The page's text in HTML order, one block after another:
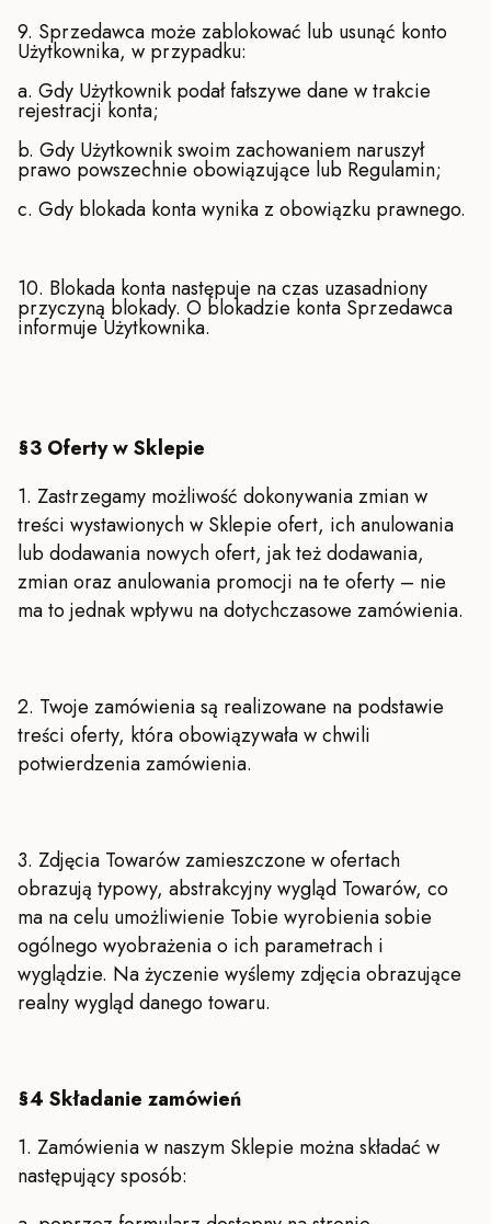
9. Sprzedawca może zablokować lub usunąć konto
Użytkownika, w przypadku:
a. Gdy Użytkownik podał fałszywe dane w trakcie
rejestracji konta;
b. Gdy Użytkownik swoim zachowaniem naruszył
prawo powszechnie obowiązujące lub Regulamin;
c. Gdy blokada konta wynika z obowiązku prawnego.
10. Blokada konta następuje na czas uzasadniony
przyczyną blokady. O blokadzie konta Sprzedawca
informuje Użytkownika.
§3 Oferty w Sklepie
1. Zastrzegamy możliwość dokonywania zmian w
treści wystawionych w Sklepie ofert, ich anulowania
lub dodawania nowych ofert, jak też dodawania,
zmian oraz anulowania promocji na te oferty – nie
ma to jednak wpływu na dotychczasowe zamówienia.
2. Twoje zamówienia są realizowane na podstawie
treści oferty, która obowiązywała w chwili
potwierdzenia zamówienia.
3. Zdjęcia Towarów zamieszczone w ofertach
obrazują typowy, abstrakcyjny wygląd Towarów, co
ma na celu umożliwienie Tobie wyrobienia sobie
ogólnego wyobrażenia o ich parametrach i
wyglądzie. Na życzenie wyślemy zdjęcia obrazujące
realny wygląd danego towaru.
§4 Składanie zamówień
1. Zamówienia w naszym Sklepie można składać w
następujący sposób: